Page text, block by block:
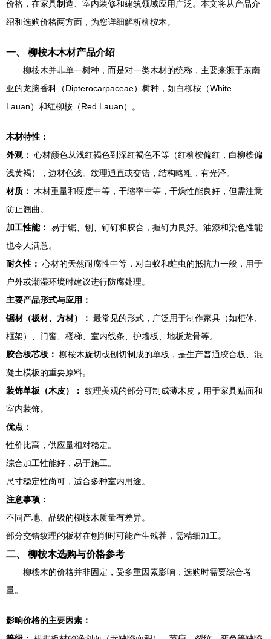
价格，在家具制造、室内装修和建筑领域应用广泛。本文将从产品介
绍和选购价格两方面，为您详细解析柳桉木。
一、 柳桉木木材产品介绍
柳桉木并非单一树种，而是对一类木材的统称，主要来源于东南
亚的龙脑香科（Dipterocarpaceae）树种，如白柳桉（White
Lauan）和红柳桉（Red Lauan）。
木材特性：
外观： 心材颜色从浅红褐色到深红褐色不等（红柳桉偏红，白柳桉偏
浅黄褐），边材色浅。纹理通直或交错，结构略粗，有光泽。
材质：
木材重量和硬度中等，干缩率中等，干燥性能良好，但需注意
防止翘曲。
加工性能： 易于锯、刨、钉钉和胶合，握钉力良好。油漆和染色性能
也令人满意。
耐久性： 心材的天然耐腐性中等，对白蚁和蛀虫的抵抗力一般，用于
户外或潮湿环境时建议进行防腐处理。
主要产品形式与应用：
锯材（板材、方材）： 最常见的形式，广泛用于制作家具（如柜体、
框架）、门窗、楼梯、室内线条、护墙板、地板龙骨等。
胶合板芯板： 柳桉木旋切或刨切制成的单板，是生产普通胶合板、混
凝土模板的重要原料。
装饰单板（木皮）： 纹理美观的部分可制成薄木皮，用于家具贴面和
室内装饰。
优点：
性价比高，供应量相对稳定。
综合加工性能好，易于施工。
尺寸稳定性尚可，适合多种室内用途。
注意事项：
不同产地、品级的柳桉木质量有差异。
部分交错纹理的板材在刨削时可能产生戗茬，需精细加工。
二、 柳桉木选购与价格参考
柳桉木的价格并非固定，受多重因素影响，选购时需要综合考
量。
影响价格的主要因素：